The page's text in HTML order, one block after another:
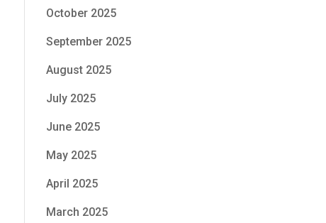
October 2025
September 2025
August 2025
July 2025
June 2025
May 2025
April 2025
March 2025